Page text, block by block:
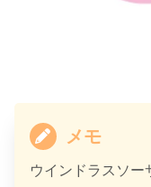
メモ
ウインドラスソー